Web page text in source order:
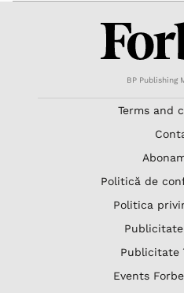
BP Publishing
Terms and
Politică de
Politica
Publicitate
Events